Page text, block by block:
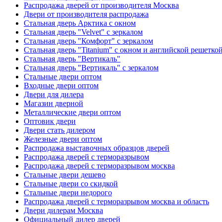
Распродажа дверей от производителя Москва
Двери от производителя распродажа
Стальная дверь Арктика с окном
Стальная дверь "Velvet" с зеркалом
Стальная дверь "Комфорт" с зеркалом
Стальная дверь "Titanium" с окном и английской
Стальная дверь "Вертикаль"
Стальная дверь "Вертикаль" с зеркалом
Стальные двери оптом
Входные двери оптом
Двери для дилера
Магазин дверной
Металлические двери оптом
Оптовик двери
Двери стать дилером
Железные двери оптом
Распродажа выставочных образцов дверей
Распродажа дверей с терморазрывом
Распродажа дверей с терморазрывом москва
Стальные двери дешево
Стальные двери со скидкой
Стальные двери недорого
Распродажа дверей с терморазрывом москва и область
Двери дилерам Москва
Официальный дилер дверей